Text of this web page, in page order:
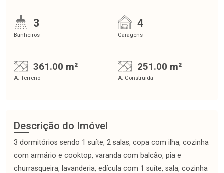
3
Banheiros
4
Garagens
361.00 m²
A. Terreno
251.00 m²
A. Construída
Descrição do Imóvel
3 dormitórios sendo 1 suíte, 2 salas, copa com ilha, cozinha
com armário e cooktop, varanda com balcão, pia e
churrasqueira, lavanderia, edícula com 1 suíte, sala, cozinha